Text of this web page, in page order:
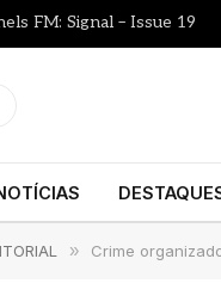
FM: Signal – Issue 19
» Crime